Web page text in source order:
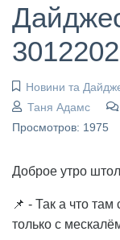
Новини та
Таня Адамс
Просмотров: 1975
Доброе утро
📌 - Так а что
только с